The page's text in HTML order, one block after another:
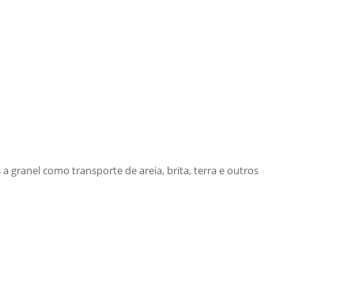
granel como transporte de areia, brita, terra e outros